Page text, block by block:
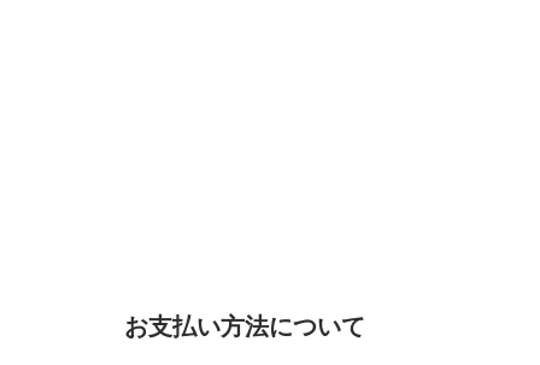
お支払い方法について